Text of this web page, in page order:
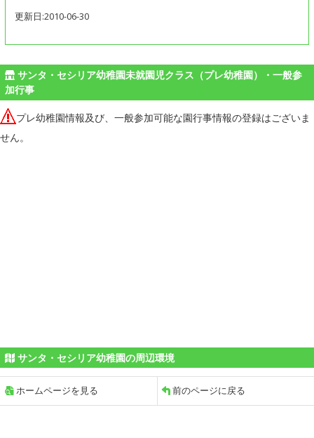
更新日:2010-06-30
サンタ・セシリア幼稚園未就園児クラス（プレ幼稚園）・一般参
加行事
プレ幼稚園情報及び、一般参加可能な園行事情報の登録はございま
せん。
サンタ・セシリア幼稚園の周辺環境
ホームページを見る 前のページに戻る